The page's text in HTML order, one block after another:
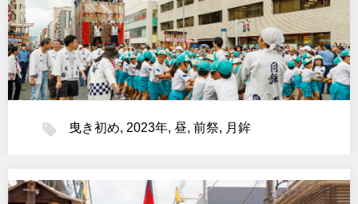
曳き初め, 2023年, 昼, 前祭, 月鉾